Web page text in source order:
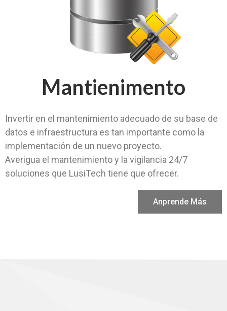
Mantienimento
Invertir en el mantenimiento adecuado de su base de
datos e infraestructura es tan importante como la
implementación de un nuevo proyecto.
Averigua el mantenimiento y la vigilancia 24/7
soluciones que LusiTech tiene que ofrecer.
Anprende Más